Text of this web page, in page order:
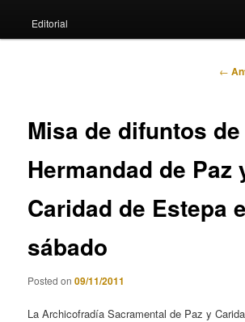
Editorial
←
Misa de difuntos
Hermandad de Paz
Caridad de Estepa
sábado
Posted on09/11/2011
La Archicofradía Sacramental de Paz y